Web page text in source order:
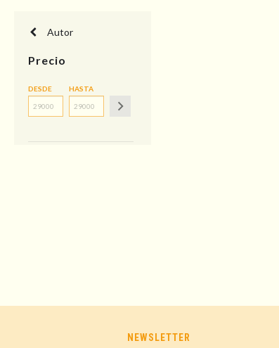
Autor
Precio
DESDE HASTA
NEWSLETTER